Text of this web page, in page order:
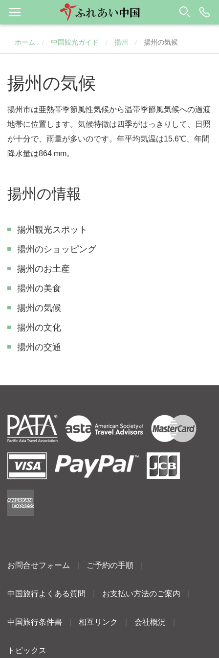
ホーム / 中国観光ガイド / 揚州 / 揚州の気候
揚州の気候
揚州市は亜熱帯季節風性気候から温帯季節風気候への過渡
地帯に位置します。気候特徴は四季がはっきりして、日照
が十分で、雨量が多いのです。年平均気温は15.6℃、年間
降水量は864 mm。
揚州の情報
揚州観光スポット
揚州のショッピング
揚州のお土産
揚州の美食
揚州の気候
揚州の文化
揚州の交通
お問合せフォーム ご予約の手順
中国旅行よくある質問 お支払い方法のご案内
中国旅行条件書 相互リンク 会社概況
トピックス